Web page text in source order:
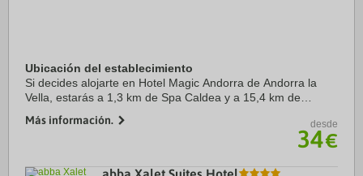
Ubicación del establecimiento
Si decides alojarte en Hotel Magic Andorra de Andorra la
Vella, estarás a 1,3 km de Spa Caldea y a 15,4 km de
Estación de esquí de Pal-Arinsal y a ...
Más información. desde
34€